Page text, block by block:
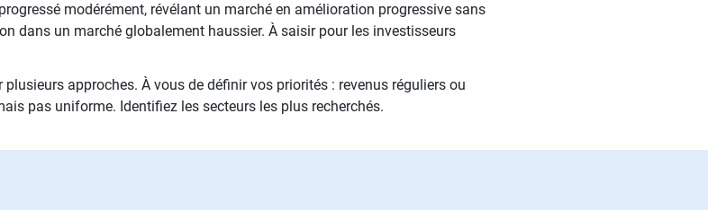
modérément, révélant un marché en amélioration progressive sans
dans un marché globalement haussier. À saisir pour les investisseurs
approches. À vous de définir vos priorités : revenus réguliers ou
pas uniforme. Identifiez les secteurs les plus recherchés.